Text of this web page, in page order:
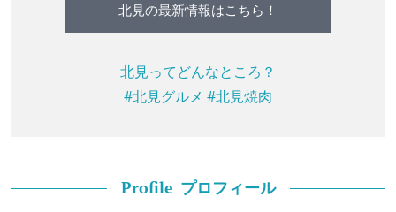
北見の最新情報はこちら！
北見ってどんなところ？
#北見グルメ #北見焼肉
Profile プロフィール